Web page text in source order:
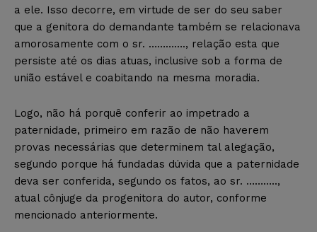
a ele. Isso decorre, em virtude de ser do seu saber
que a genitora do demandante também se relacionava
amorosamente com o sr. …………., relação esta que
persiste até os dias atuas, inclusive sob a forma de
união estável e coabitando na mesma moradia.
Logo, não há porquê conferir ao impetrado a
paternidade, primeiro em razão de não haverem
provas necessárias que determinem tal alegação,
segundo porque há fundadas dúvida que a paternidade
deva ser conferida, segundo os fatos, ao sr. ………..,
atual cônjuge da progenitora do autor, conforme
mencionado anteriormente.